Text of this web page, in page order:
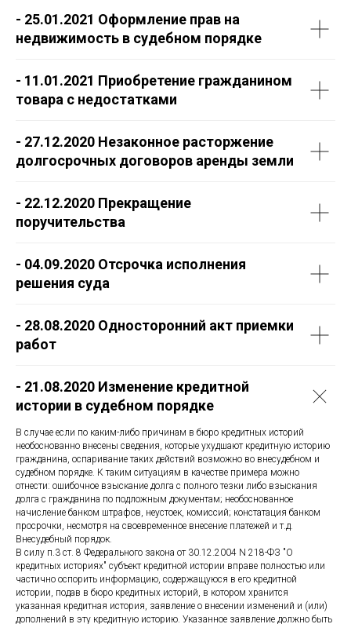
- 25.01.2021 Оформление прав на
недвижимость в судебном порядке
- 11.01.2021 Приобретение гражданином
товара с недостатками
- 27.12.2020 Незаконное расторжение
долгосрочных договоров аренды земли
- 22.12.2020 Прекращение
поручительства
- 04.09.2020 Отсрочка исполнения
решения суда
- 28.08.2020 Односторонний акт приемки
работ
- 21.08.2020 Изменение кредитной
истории в судебном порядке
В случае если по каким-либо причинам в бюро кредитных историй
необоснованно внесены сведения, которые ухудшают кредитную историю
гражданина, оспаривание таких действий возможно во внесудебном и
судебном порядке. К таким ситуациям в качестве примера можно
отнести: ошибочное взыскание долга с полного тезки либо взыскания
долга с гражданина по подложным документам; необоснованное
начисление банком штрафов, неустоек, комиссий; констатация банком
просрочки, несмотря на своевременное внесение платежей и т.д.
Внесудебный порядок.
В силу п.3 ст. 8 Федерального закона от 30.12.2004 N 218-ФЗ "О
кредитных историях" субъект кредитной истории вправе полностью или
частично оспорить информацию, содержащуюся в его кредитной
истории, подав в бюро кредитных историй, в котором хранится
указанная кредитная история, заявление о внесении изменений и (или)
дополнений в эту кредитную историю. Указанное заявление должно быть